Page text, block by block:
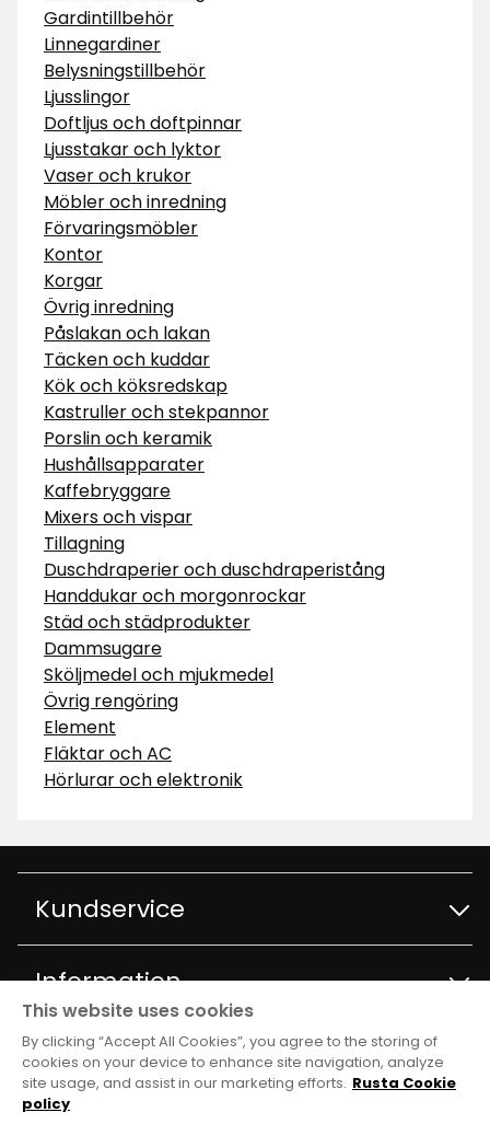
Gardintillbehör
Linnegardiner
Belysningstillbehör
Ljusslingor
Doftljus och doftpinnar
Ljusstakar och lyktor
Vaser och krukor
Möbler och inredning
Förvaringsmöbler
Kontor
Korgar
Övrig inredning
Påslakan och lakan
Täcken och kuddar
Kök och köksredskap
Kastruller och stekpannor
Porslin och keramik
Hushållsapparater
Kaffebryggare
Mixers och vispar
Tillagning
Duschdraperier och duschdraperistång
Handdukar och morgonrockar
Städ och städprodukter
Dammsugare
Sköljmedel och mjukmedel
Övrig rengöring
Element
Fläktar och AC
Hörlurar och elektronik
Kundservice
Kontakta kundservice
Frågor och svar
Köpvillkor
Information
Varuhus och öppettider
Om Rusta
Club Rusta
Medlemserbjudanden
This website uses cookies
By clicking “Accept All Cookies”, you agree to the storing of
cookies on your device to enhance site navigation, analyze
site usage, and assist in our marketing efforts. Rusta Cookie
policy